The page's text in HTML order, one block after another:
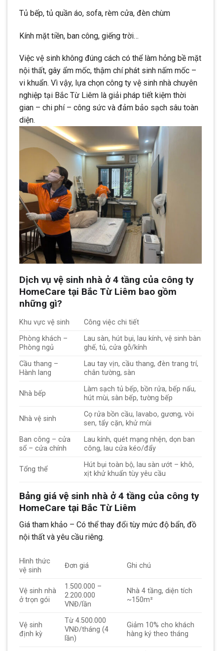
Tủ bếp, tủ quần áo, sofa, rèm cửa, đèn chùm
Kính mặt tiền, ban công, giếng trời…
Việc vệ sinh không đúng cách có thể làm hỏng bề mặt
nội thất, gây ẩm mốc, thậm chí phát sinh nấm mốc –
vi khuẩn. Vì vậy, lựa chọn công ty vệ sinh nhà chuyên
nghiệp tại Bắc Từ Liêm là giải pháp tiết kiệm thời
gian – chi phí – công sức và đảm bảo sạch sâu toàn
diện.
Dịch vụ vệ sinh nhà ở 4 tầng của công ty
HomeCare tại Bắc Từ Liêm bao gồm
những gì?
Khu vực vệ sinh
Công việc chi tiết
Phòng khách –
Phòng ngủ
Lau sàn, hút bụi, lau kính, vệ sinh bàn
ghế, tủ, cửa gỗ/kính
Cầu thang –
Hành lang
Lau tay vịn, cầu thang, đèn trang trí,
chân tường, sàn
Nhà bếp
Làm sạch tủ bếp, bồn rửa, bếp nấu,
hút mùi, sàn bếp, tường bếp
Nhà vệ sinh
Cọ rửa bồn cầu, lavabo, gương, vòi
sen, tẩy cặn, khử mùi
Ban công – cửa
sổ – cửa chính
Lau kính, quét mạng nhện, dọn ban
công, lau cửa kéo/đẩy
Tổng thể
Hút bụi toàn bộ, lau sàn ướt – khô,
xịt khử khuẩn tùy yêu cầu
Bảng giá vệ sinh nhà ở 4 tầng của công ty
HomeCare tại Bắc Từ Liêm
Giá tham khảo – Có thể thay đổi tùy mức độ bẩn, đồ
nội thất và yêu cầu riêng.
Hình thức
vệ sinh
Đơn giá Ghi chú
Vệ sinh nhà
ở trọn gói
1.500.000 –
2.200.000
VNĐ/lần
Nhà 4 tầng, diện tích
~150m²
Vệ sinh
định kỳ
Từ 4.500.000
VNĐ/tháng (4
lần)
Giảm 10% cho khách
hàng ký theo tháng